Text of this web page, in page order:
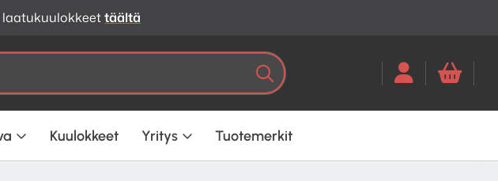
laatukuulokkeettäältä
HakuKun tuloksia tulee, voit selata
Kuulokkeet Yritys Tuotemerkit